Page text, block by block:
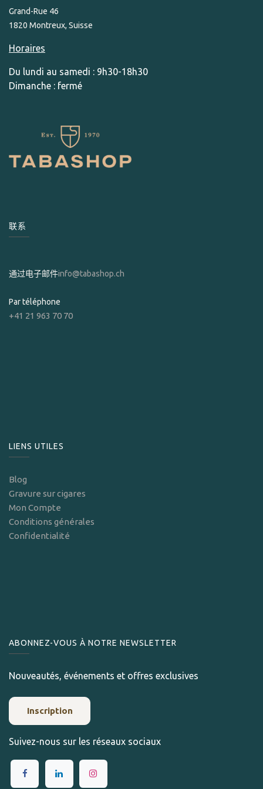
Grand-Rue 46
1820 Montreux, Suisse
Horaires
Du lundi au samedi : 9h30-18h30
Dimanche : fermé
联系
通过电子邮件info@tabashop.ch
Par téléphone
+41 21 963 70 70
LIENS UTILES
Blog
Gravure sur cigares
Mon Compte
Conditions générales
Confidentialité
ABONNEZ-VOUS À NOTRE NEWSLETTER
Nouveautés, événements et offres exclusives
Inscription
Suivez-nous sur les réseaux sociaux